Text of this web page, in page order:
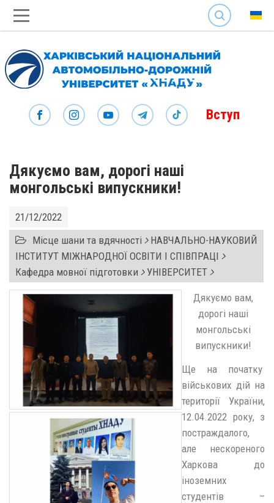
SEARCH
Вступ
Дякуємо вам, дорогі наші
монгольські випускники!
21/12/2022
Місце шани та вдячності НАВЧАЛЬНО-НАУКОВИЙ
ІНСТИТУТ МІЖНАРОДНОЇ ОСВІТИ І СПІВПРАЦІ
Кафедра мовної підготовки УНІВЕРСИТЕТ
Дякуємо вам,
дорогі наші
монгольські
випускники!
Ще на початку
військових дій на
території України,
12.04.2022 року, з
постраждалого,
але нескореного
Харкова до
іноземних
студентів –